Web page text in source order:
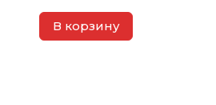
В корзину